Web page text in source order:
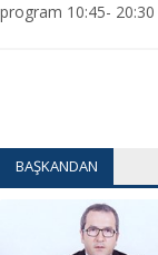
program 10:45- 20:30
BAŞKANDAN